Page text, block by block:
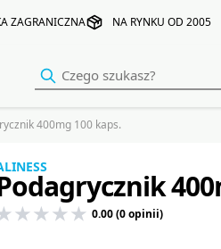
ZAGRANICZNA NA RYNKU OD 2005
400mg 100 kaps.
Podagrycznik
0.00 (0 opinii)